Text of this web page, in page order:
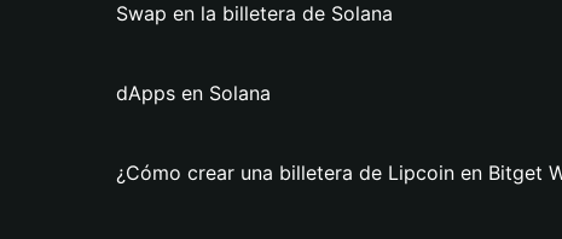
Swap en la billetera de Solana
dApps en Solana
¿Cómo crear una billetera de Lipcoin en Bitget